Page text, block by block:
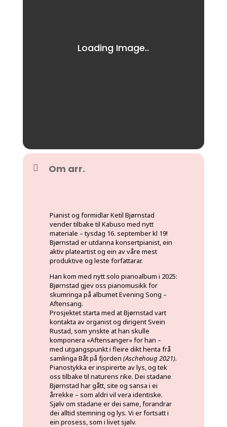
Om arr.
Pianist og formidlar Ketil Bjørnstad
vender tilbake til Kabuso med nytt
materiale – tysdag 16. september kl 19!
Bjørnstad er utdanna konsertpianist, ein
aktiv plateartist og ein av våre mest
produktive og leste forfattarar.
Han kom med nytt solo pianoalbum i 2025:
Bjørnstad gjev oss pianomusikk for
skumringa på albumet Evening Song –
Aftensang.
Prosjektet starta med at Bjørnstad vart
kontakta av organist og dirigent Svein
Rustad, som ynskte at han skulle
komponera «Aftensanger» for han –
med utgangspunkt i fleire dikt henta frå
samlinga Båt på fjorden (Aschehoug 2021).
Pianostykka er inspirerte av lys, og tek
oss tilbake til naturens rike. Dei stadane
Bjørnstad har gått, site og sansa i ei
årrekke – som aldri vil vera identiske.
Sjølv om stadane er dei same, forandrar
dei alltid stemning og lys. Vi er fortsatt i
ein prosess, som i livet sjølv.